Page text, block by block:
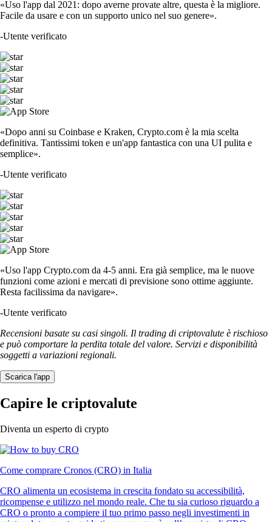
«Uso l'app dal 2021: dopo averne provate altre, questa è la migliore.
Facile da usare e con un supporto unico nel suo genere».
-Utente verificato
«Dopo anni su Coinbase e Kraken, Crypto.com è la mia scelta
definitiva. Tantissimi token e un'app fantastica con una UI pulita e
semplice».
-Utente verificato
«Uso l'app Crypto.com da 4-5 anni. Era già semplice, ma le nuove
funzioni come azioni e mercati di previsione sono ottime aggiunte.
Resta facilissima da navigare».
-Utente verificato
Recensioni basate su casi singoli. Il trading di criptovalute è rischioso
e può comportare la perdita totale del valore. Servizi e disponibilità
soggetti a variazioni regionali.
Scarica l'app
Capire le criptovalute
Diventa un esperto di crypto
Come comprare Cronos (CRO) in Italia
CRO alimenta un ecosistema in crescita fondato su accessibilità,
ricompense e utilizzo nel mondo reale. Che tu sia curioso riguardo a
CRO o pronto a compiere il tuo primo passo negli investimenti in